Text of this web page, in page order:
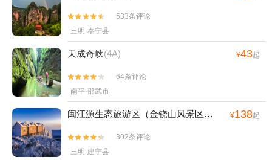


533条评论
三明·泰宁县
天成奇峡(4A) ¥43起


64条评论
南平·邵武市
闽江源生态旅游区（金铙山风景区） ¥138起


302条评论
三明·建宁县